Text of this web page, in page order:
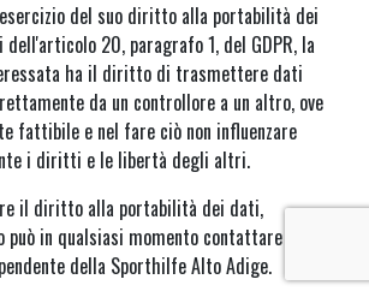
del suo diritto alla portabilità dei
20, paragrafo 1, del GDPR, la
ha il diritto di trasmettere dati
da un controllore a un altro, ove
fattibile e nel fare ciò non influenzare
i diritti e le libertà degli altri.
il diritto alla portabilità dei dati,
può in qualsiasi momento contattare
della Sporthilfe Alto Adige.